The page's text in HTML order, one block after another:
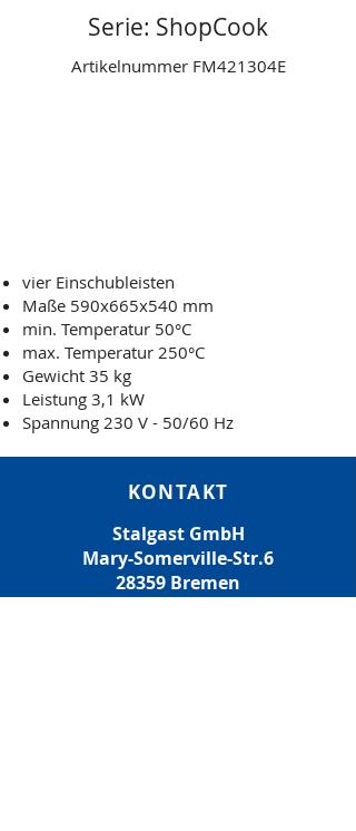
vier Einschubleisten
Maße 590x665x540 mm
min. Temperatur 50°C
max. Temperatur 250°C
Gewicht 35 kg
Leistung 3,1 kW
Spannung 230 V - 50/60 Hz
Artikelnummer FM421304E
Serie: ShopCook
KONTAKT
Stalgast GmbH
Mary-Somerville-Str.6
28359 Bremen